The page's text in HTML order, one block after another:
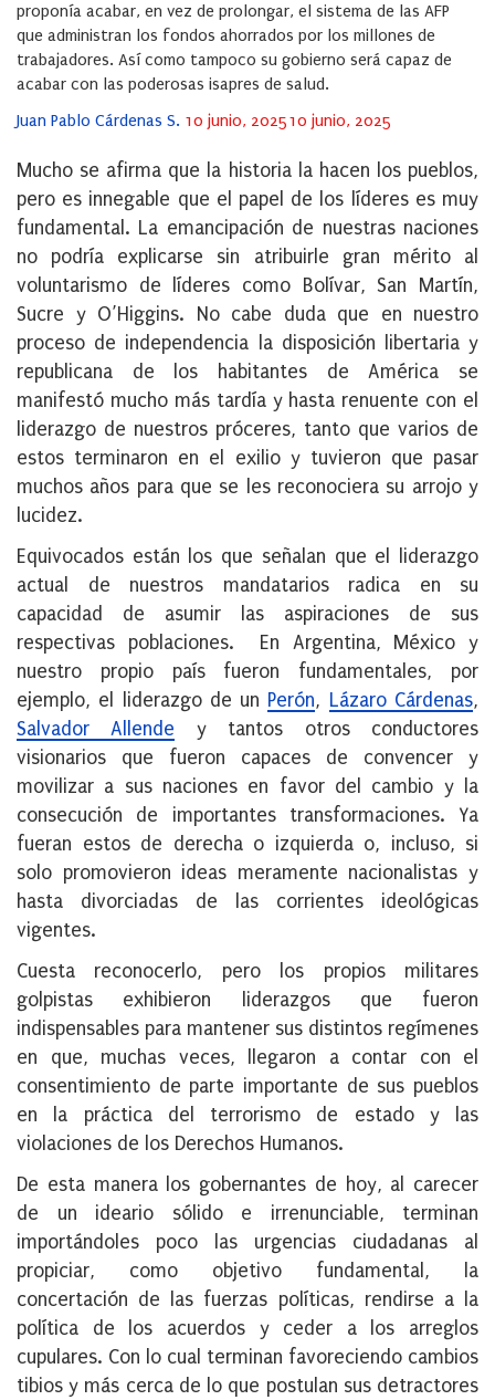
proponía acabar, en vez de prolongar, el sistema de las AFP
que administran los fondos ahorrados por los millones de
trabajadores. Así como tampoco su gobierno será capaz de
acabar con las poderosas isapres de salud.
Juan Pablo Cárdenas S. Posted
10 junio, 202510 junio, 2025
Mucho se afirma que la historia la hacen los pueblos,
pero es innegable que el papel de los líderes es muy
fundamental. La emancipación de nuestras naciones
no podría explicarse sin atribuirle gran mérito al
voluntarismo de líderes como Bolívar, San Martín,
Sucre y O’Higgins. No cabe duda que en nuestro
proceso de independencia la disposición libertaria y
republicana de los habitantes de América se
manifestó mucho más tardía y hasta renuente con el
liderazgo de nuestros próceres, tanto que varios de
estos terminaron en el exilio y tuvieron que pasar
muchos años para que se les reconociera su arrojo y
lucidez.
Equivocados están los que señalan que el liderazgo
actual de nuestros mandatarios radica en su
capacidad de asumir las aspiraciones de sus
respectivas poblaciones. En Argentina, México y
nuestro propio país fueron fundamentales, por
ejemplo, el liderazgo de un Perón, Lázaro Cárdenas,
Salvador Allende y tantos otros conductores
visionarios que fueron capaces de convencer y
movilizar a sus naciones en favor del cambio y la
consecución de importantes transformaciones. Ya
fueran estos de derecha o izquierda o, incluso, si
solo promovieron ideas meramente nacionalistas y
hasta divorciadas de las corrientes ideológicas
vigentes.
Cuesta reconocerlo, pero los propios militares
golpistas exhibieron liderazgos que fueron
indispensables para mantener sus distintos regímenes
en que, muchas veces, llegaron a contar con el
consentimiento de parte importante de sus pueblos
en la práctica del terrorismo de estado y las
violaciones de los Derechos Humanos.
De esta manera los gobernantes de hoy, al carecer
de un ideario sólido e irrenunciable, terminan
importándoles poco las urgencias ciudadanas al
propiciar, como objetivo fundamental, la
concertación de las fuerzas políticas, rendirse a la
política de los acuerdos y ceder a los arreglos
cupulares. Con lo cual terminan favoreciendo cambios
tibios y más cerca de lo que postulan sus detractores